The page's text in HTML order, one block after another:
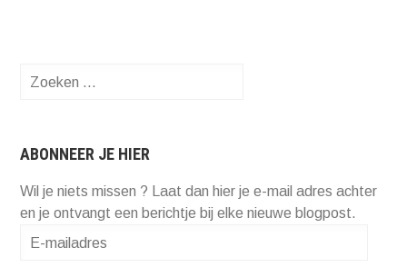
Zoeken
ABONNEER JE HIER
Wil je niets missen ? Laat dan hier je e-mail adres achter
en je ontvangt een berichtje bij elke nieuwe blogpost.
E-